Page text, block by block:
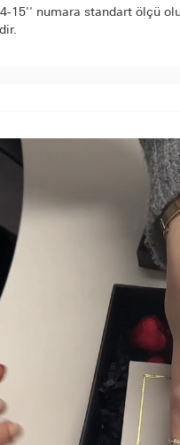
15'' numara standart ölçü